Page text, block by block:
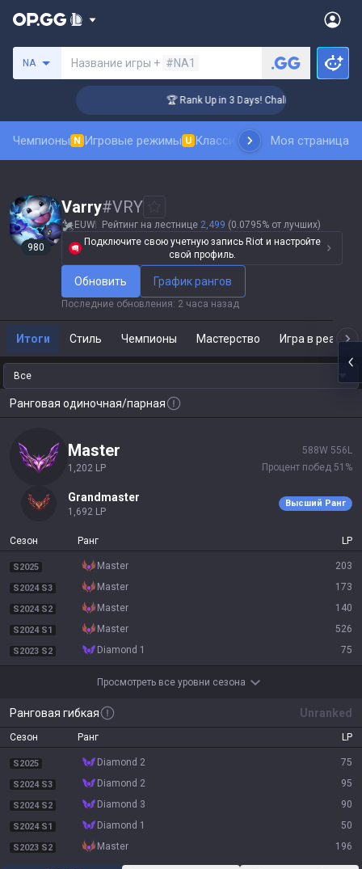
NA Название игры + #NA1
🏆 Rank Up in 3 Days! Challenger Coaching
Чемпионы N Игровые режимы U Классика N Рейтинг скинов
Моя страница
980
Varry#VRY
EUW Рейтинг на лестнице 2,499 (0.0795% от лучших)
Подключите свою учетную запись Riot и настройте
свой профиль.
Обновить График рангов
Последние обновления: 2 часа назад
Итоги Стиль Чемпионы Мастерство Игра в
Все
Ранговая одиночная/парная
master
1,202 LP
588W 556 L
Процент побед 51 %
grandmaster
1,692 LP
Высший Ранг
Сезон Ранг LP
S2025 master 203
S2024 S3 master 173
S2024 S2 master 140
S2024 S1 master 526
S2023 S2 diamond 1 75
Просмотреть все уровни сезона
Ранговая гибкая Unranked
Сезон Ранг LP
S2025 diamond 2 75
S2024 S3 diamond 2 95
S2024 S2 diamond 3 90
S2024 S1 diamond 1 50
S2023 S2 master 196